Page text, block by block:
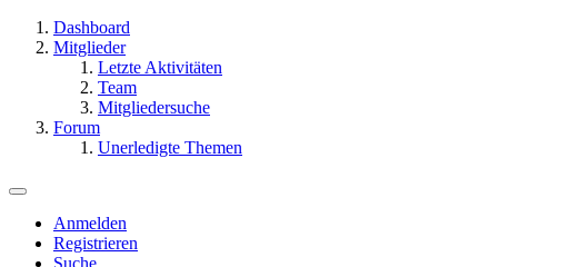
Dashboard
Mitglieder
Letzte Aktivitäten
Team
Mitgliedersuche
Forum
Unerledigte Themen
Anmelden
Registrieren
Suche